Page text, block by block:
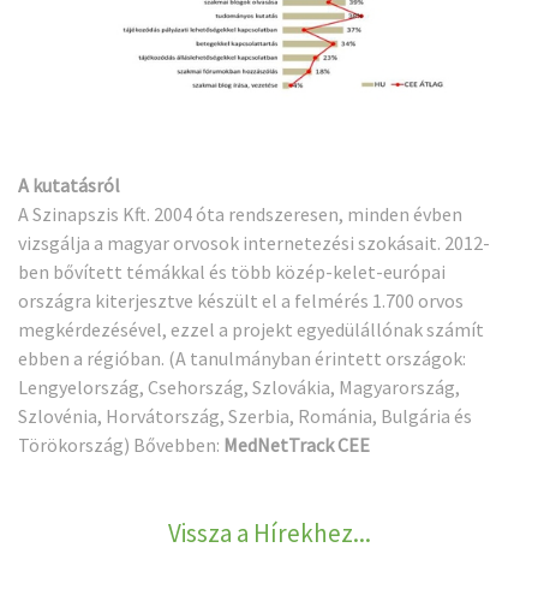
A kutatásról
A Szinapszis Kft. 2004 óta rendszeresen, minden évben
vizsgálja a magyar orvosok internetezési szokásait. 2012-
ben bővített témákkal és több közép-kelet-európai
országra kiterjesztve készült el a felmérés 1.700 orvos
megkérdezésével, ezzel a projekt egyedülállónak számít
ebben a régióban. (A tanulmányban érintett országok:
Lengyelország, Csehország, Szlovákia, Magyarország,
Szlovénia, Horvátország, Szerbia, Románia, Bulgária és
Törökország) Bővebben: MedNetTrack CEE
Vissza a Hírekhez...